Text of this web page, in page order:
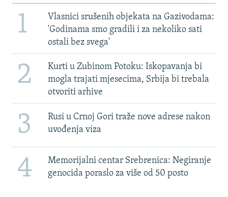
1
Vlasnici srušenih objekata na Gazivodama:
'Godinama smo gradili i za nekoliko sati
ostali bez svega'
2
Kurti u Zubinom Potoku: Iskopavanja bi
mogla trajati mjesecima, Srbija bi trebala
otvoriti arhive
3
Rusi u Crnoj Gori traže nove adrese nakon
uvođenja viza
4
Memorijalni centar Srebrenica: Negiranje
genocida poraslo za više od 50 posto